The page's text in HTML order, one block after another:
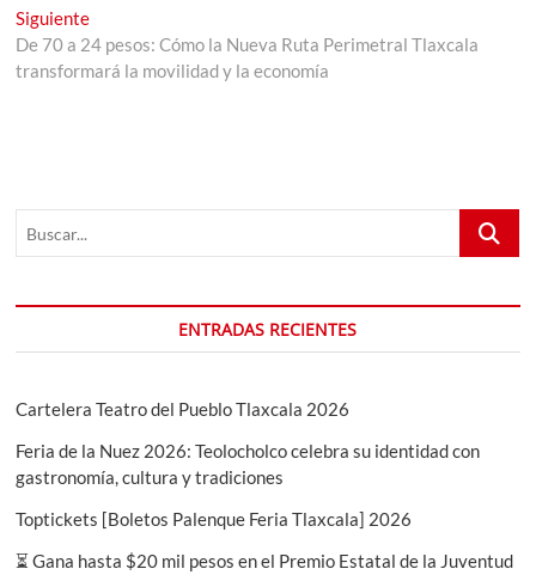
entradas
SiguienteEntrada
siguiente:
De 70 a 24 pesos: Cómo la Nueva Ruta Perimetral Tlaxcala
transformará la movilidad y la economía
Buscar...
ENTRADAS RECIENTES
Cartelera Teatro del Pueblo Tlaxcala 2026
Feria de la Nuez 2026: Teolocholco celebra su identidad con
gastronomía, cultura y tradiciones
Toptickets [Boletos Palenque Feria Tlaxcala] 2026
⏳ Gana hasta $20 mil pesos en el Premio Estatal de la Juventud